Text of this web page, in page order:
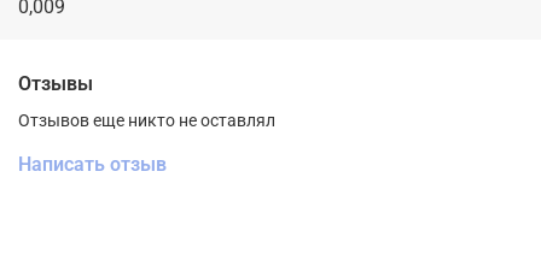
0,009
Отзывы
Отзывов еще никто не оставлял
Написать отзыв